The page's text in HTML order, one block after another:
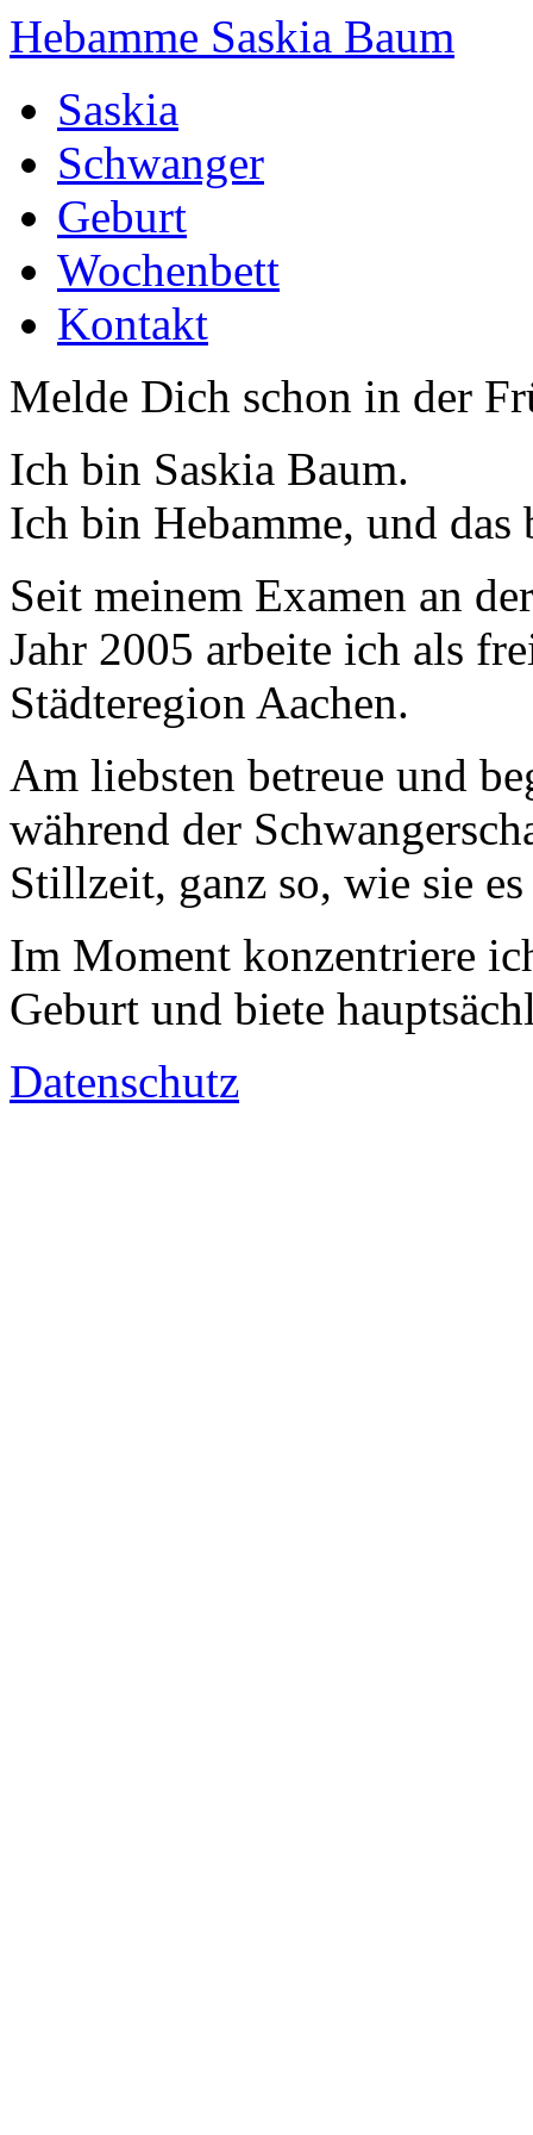
Hebamme Saskia Baum
Saskia
Schwanger
Geburt
Wochenbett
Kontakt
Melde Dich schon in der
Ich bin Saskia Baum.
Ich bin Hebamme, und das
Seit meinem Examen an
Jahr 2005 arbeite ich als
Städteregion Aachen.
Am liebsten betreue und
während der
Stillzeit, ganz so, wie sie
Im Moment konzentriere
Geburt und biete
Datenschutz